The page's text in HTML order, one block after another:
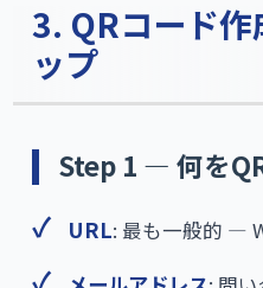
3. QRコード作
ップ
Step 1 — 何を
URL: 最も一般的 —